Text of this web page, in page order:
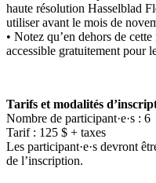
haute résolution Hasselblad
utiliser avant le mois de
• Notez qu’en dehors de
accessible gratuitement pour
Tarifs et modalités
Nombre de participant·e·s : 6
Tarif : 125 $ + taxes
Les participant·e·s devront
de l’inscription.